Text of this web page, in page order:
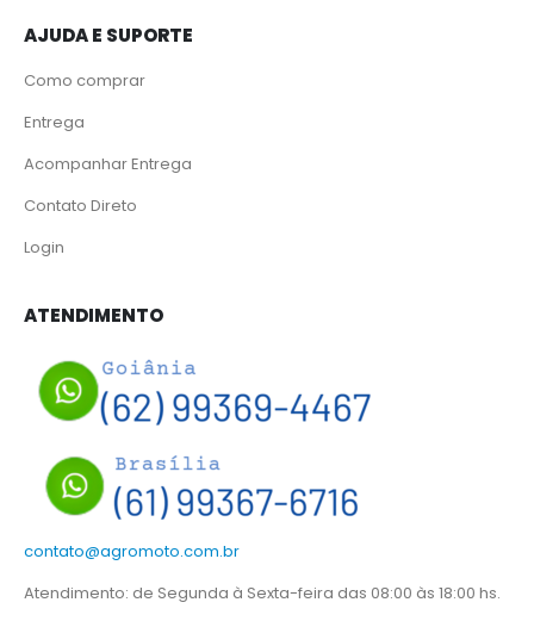
AJUDA E SUPORTE
Como comprar
Entrega
Acompanhar Entrega
Contato Direto
Login
ATENDIMENTO
contato@agromoto.com.br
Atendimento: de Segunda à Sexta-feira das 08:00 às 18:00 hs.